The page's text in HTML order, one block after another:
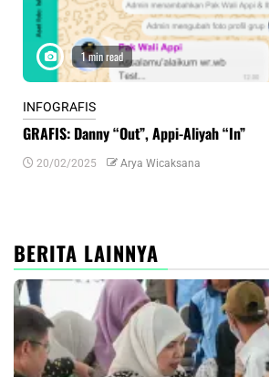
1 min read
INFOGRAFIS
GRAFIS: Danny “Out”, Appi-Aliyah “In”
20/02/2025 Arya Wicaksana
BERITA LAINNYA